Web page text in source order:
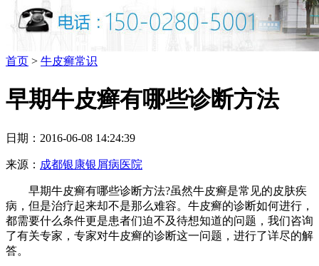
首页 > 牛皮癣常识
早期牛皮癣有哪些诊断方法
日期：2016-06-08 14:24:39
来源： 成都银康银屑病医院
早期牛皮癣有哪些诊断方法?虽然牛皮癣是常见的皮肤疾
病，但是治疗起来却不是那么难容。牛皮癣的诊断如何进行，
都需要什么条件更是患者们迫不及待想知道的问题，我们咨询
了有关专家，专家对牛皮癣的诊断这一问题，进行了详尽的解
答。